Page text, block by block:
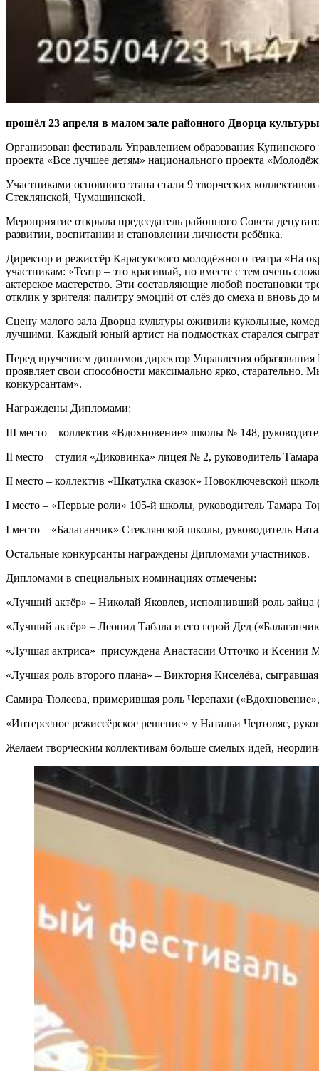
прошёл 23 апреля в малом зале районного Дворца культуры
Организован фестиваль Управлением образования
проекта «Все лучшее детям» национального проекта
Участниками основного этапа стали 9 творческих
Стеклянской, Чумашинской.
Мероприятие открыла председатель районного Совета
развитии, воспитании и становлении личности ребёнка.
Директор и режиссёр Карасукского молодёжного театра «На
участникам: «Театр – это красивый, но вместе с тем очень
актерское мастерство. Эти составляющие любой постановки
отклик у зрителя: палитру эмоций от слёз до смеха и вновь
Сцену малого зала Дворца культуры оживили кукольные,
лучшими. Каждый юный артист на подмостках старался
Перед вручением дипломов директор Управления
проявляет свои способности максимально ярко,
конкурсантам».
Награждены Дипломами:
III место – коллектив «Вдохновение» школы № 148,
II место – студия «Диковинка» лицея № 2, руководитель
II место – коллектив «Шкатулка сказок» Новоключевской
I место – «Первые роли» 105-й школы, руководитель Тамара
I место – «Балаганчик» Стеклянской школы, руководитель
Остальные конкурсанты награждены Дипломами участников.
Дипломами в специальных номинациях отмечены:
«Лучший актёр» – Николай Яковлев, исполнивший роль
«Лучший актёр» – Леонид Табала и его герой Дед
«Лучшая актриса» присуждена Анастасии Отточко и
«Лучшая роль второго плана» – Виктория Киселёва,
Самира Тюлеева, примерившая роль Черепахи
«Интересное режиссёрское решение» у Натальи Чертоляс,
Желаем творческим коллективам больше смелых идей,